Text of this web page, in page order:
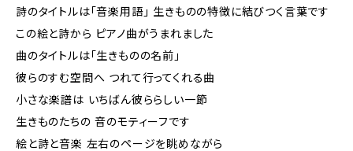
詩のタイトルは「音楽用語」 生きものの特徴に結びつく言葉です
この絵と詩から ピアノ曲がうまれました
曲のタイトルは「生きものの名前」
彼らのすむ空間へ つれて行ってくれる曲
小さな楽譜は いちばん彼ららしい一節
生きものたちの 音のモティーフです
絵と詩と音楽 左右のページを眺めながら